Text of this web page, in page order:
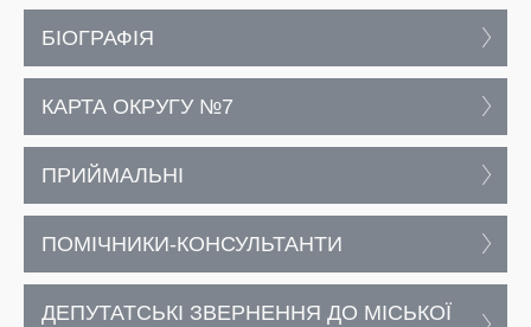
БІОГРАФІЯ
КАРТА ОКРУГУ №7
ПРИЙМАЛЬНІ
ПОМІЧНИКИ-КОНСУЛЬТАНТИ
ДЕПУТАТСЬКІ ЗВЕРНЕННЯ ДО МІСЬКОЇ